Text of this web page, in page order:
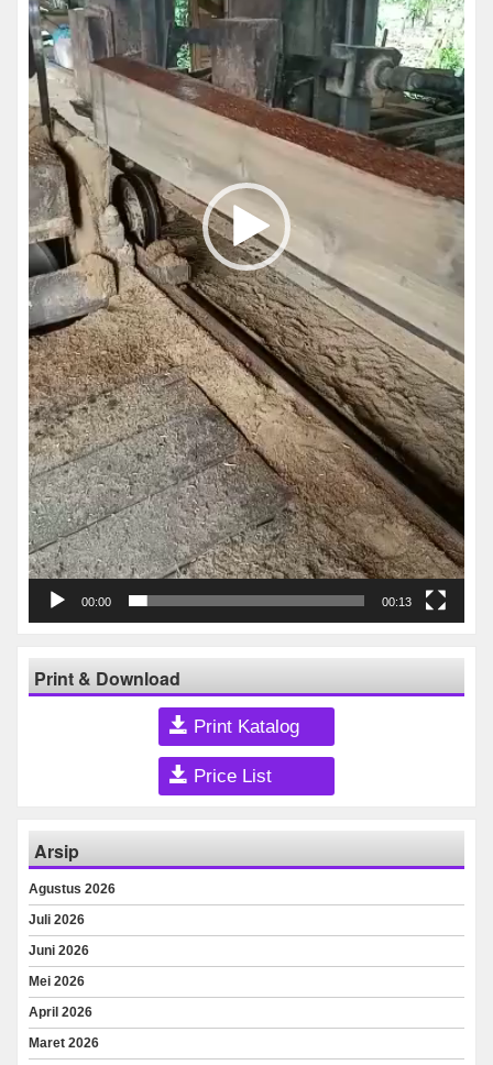
00:00 00:13
Print & Download
Print Katalog
Price List
Arsip
Agustus 2026
Juli 2026
Juni 2026
Mei 2026
April 2026
Maret 2026